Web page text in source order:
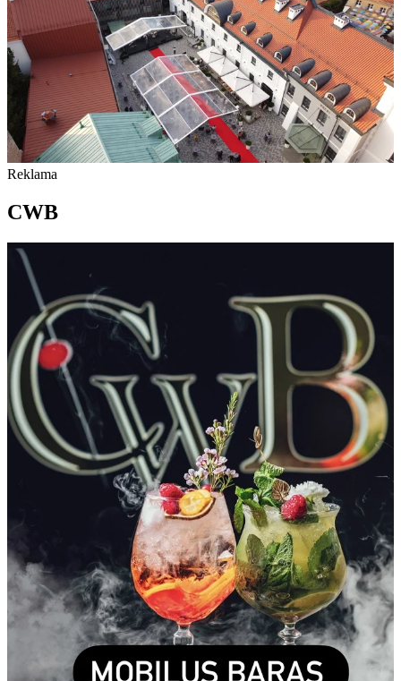
Reklama
CWB